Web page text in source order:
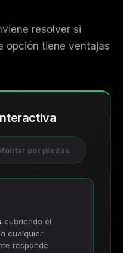
resolver si
opción tiene ventajas
por piezas
cubriendo el
cualquier
responde